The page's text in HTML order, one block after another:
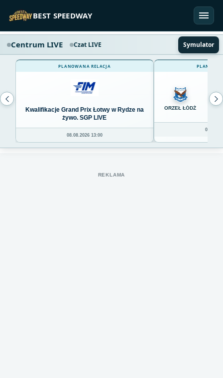
BEST SPEEDWAY
Centrum LIVE Czat LIVE Symulator
PLANOWANA RELACJA
Kwalifikacje Grand Prix Łotwy w Rydze na
żywo. SGP LIVE
08.08.2026 13:00
ORZEŁ ŁÓDŹ
0
REKLAMA